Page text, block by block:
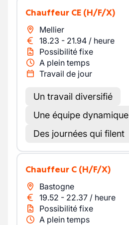
Chauffeur CE (H/F/X)
Mellier
18.23 - 21.94 / heure
Possibilité fixe
A plein temps
Travail de jour
Un travail diversifié
Une équipe dynamique
Des journées qui filent
Chauffeur C (H/F/X)
Bastogne
19.52 - 22.37 / heure
Possibilité fixe
A plein temps